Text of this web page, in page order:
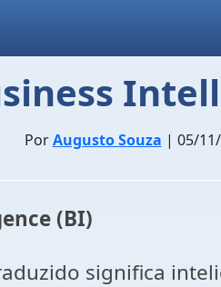
PorAugusto Souza | 05/
(BI)
significa